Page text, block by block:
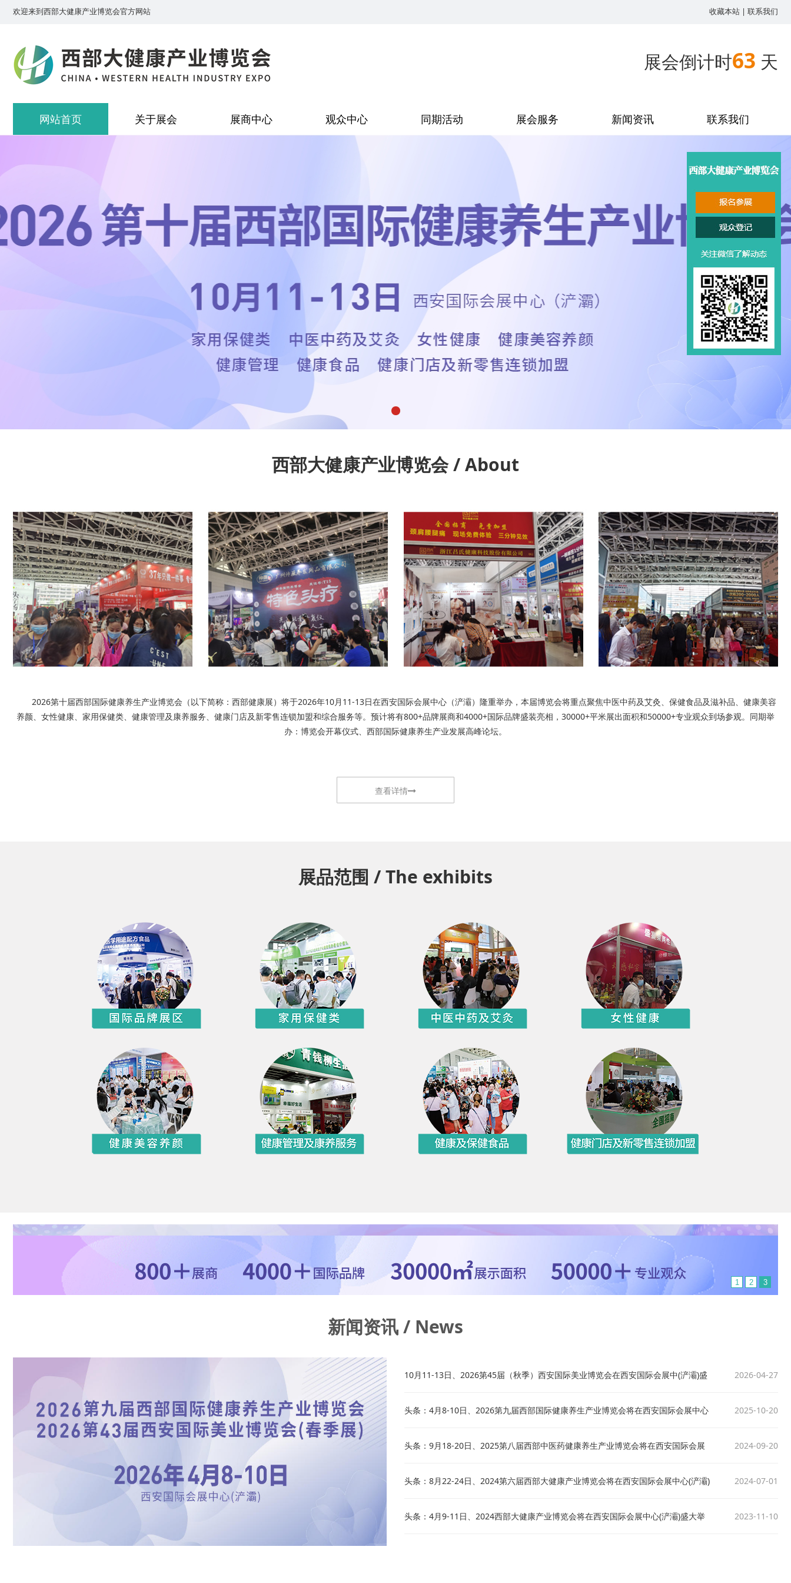
欢迎来到西部大健康产业博览会官方网站 收藏本站 | 联系我们
展会倒计时63 天
网站首页 关于展会 展商中心 观众中心 同期活动 展会服务 新闻资讯 联系我们
西部大健康产业博览会 / About
2026第十届西部国际健康养生产业博览会（以下简称：西部健康展）将于2026年10月11-13日在西安国际会展中心（浐灞）隆重举办，本届博览会将重点聚焦中医中药及艾灸、保健食品及滋补品、健康美容
养颜、女性健康、家用保健类、健康管理及康养服务、健康门店及新零售连锁加盟和综合服务等。预计将有800+品牌展商和4000+国际品牌盛装亮相，30000+平米展出面积和50000+专业观众到场参观。同期举
办：博览会开幕仪式、西部国际健康养生产业发展高峰论坛。
查看详情
展品范围 / The exhibits
1 2 3
新闻资讯 / News
10月11-13日、2026第45届（秋季）西安国际美业博览会在西安国际会展中(浐灞)盛
大举办
2026-04-27
头条：4月8-10日、2026第九届西部国际健康养生产业博览会将在西安国际会展中心
(浐灞)盛大举办
2025-10-20
头条：9月18-20日、2025第八届西部中医药健康养生产业博览会将在西安国际会展
中心(浐灞)盛大举办
2024-09-20
头条：8月22-24日、2024第六届西部大健康产业博览会将在西安国际会展中心(浐灞)
盛大开幕
2024-07-01
头条：4月9-11日、2024西部大健康产业博览会将在西安国际会展中心(浐灞)盛大举 2023-11-10